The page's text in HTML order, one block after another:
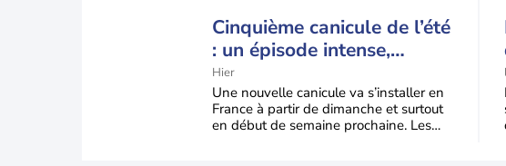
Cinquième canicule de l’été
: un épisode intense,
durable et étendu la
semaine prochaine
Hier
Une nouvelle canicule va s’installer en
France à partir de dimanche et surtout
en début de semaine prochaine. Les